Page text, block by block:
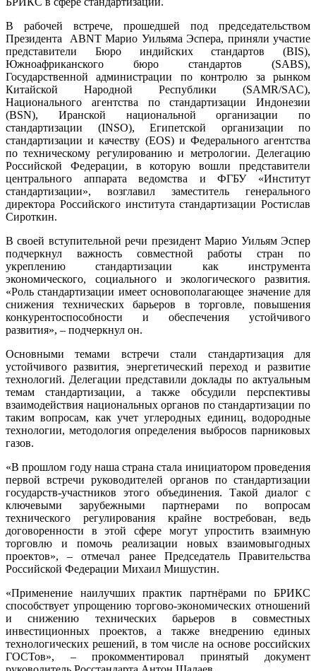
В рабочей встрече, прошедшей под председательством
Президента ABNT Марио Уильяма Эспера, приняли участие
представители Бюро индийских стандартов (BIS),
Южноафриканского бюро стандартов (SABS),
Государственной администрации по контролю за рынком
Китайской Народной Республики (SAMR/SAC),
Национального агентства по стандартизации Индонезии
(BSN), Иранской национальной организации по
стандартизации (INSO), Египетской организации по
стандартизации и качеству (EOS) и Федерального агентства
по техническому регулированию и метрологии. Делегацию
Российской Федерации, в которую вошли представители
центрального аппарата ведомства и ФГБУ «Институт
стандартизации», возглавил заместитель генерального
директора Российского института стандартизации Ростислав
Сироткин.
В своей вступительной речи президент Марио Уильям Эспер
подчеркнул важность совместной работы стран по
укреплению стандартизации как инструмента
экономического, социального и экологического развития.
«Роль стандартизации имеет основополагающее значение для
снижения технических барьеров в торговле, повышения
конкурентоспособности и обеспечения устойчивого
развития», – подчеркнул он.
Основными темами встречи стали стандартизация для
устойчивого развития, энергетический переход и развитие
технологий. Делегации представили доклады по актуальным
темам стандартизации, а также обсудили перспективы
взаимодействия национальных органов по стандартизации по
таким вопросам, как учет углеродных единиц, водородные
технологии, методология определения выбросов парниковых
газов.
«В прошлом году наша страна стала инициатором проведения
первой встречи руководителей органов по стандартизации
государств-участников этого объединения. Такой диалог с
ключевыми зарубежными партнерами по вопросам
технического регулирования крайне востребован, ведь
договоренности в этой сфере могут упростить взаимную
торговлю и помочь реализации новых взаимовыгодных
проектов», – отмечал ранее Председатель Правительства
Российской Федерации Михаил Мишустин.
«Применение наилучших практик партнёрами по БРИКС
способствует упрощению торгово-экономических отношений
и снижению технических барьеров в совместных
инвестиционных проектов, а также внедрению единых
технологических решений, в том числе на основе российских
ГОСТов», – прокомментировал принятый документ